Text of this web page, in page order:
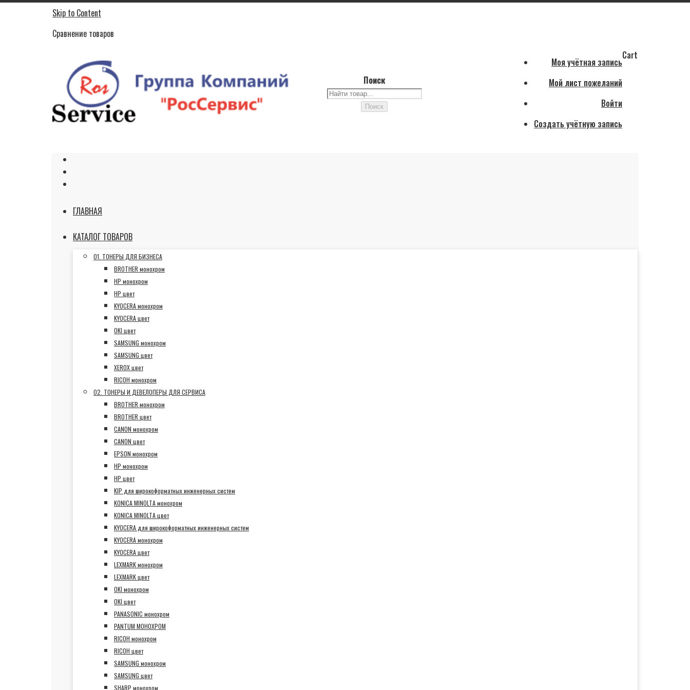
Skip to Content
Сравнение товаров
Поиск
Поиск
Поиск
Cart
Моя учётная запись
Мой лист пожеланий
Войти
Создать учётную запись
ГЛАВНАЯ
КАТАЛОГ ТОВАРОВ
01. ТОНЕРЫ ДЛЯ БИЗНЕСА
BROTHER монохром
HP монохром
HP цвет
KYOCERA монохром
KYOCERA цвет
OKI цвет
SAMSUNG монохром
SAMSUNG цвет
XEROX цвет
RICOH монохром
02. ТОНЕРЫ И ДЕВЕЛОПЕРЫ ДЛЯ СЕРВИСА
BROTHER монохром
BROTHER цвет
CANON монохром
CANON цвет
EPSON монохром
HP монохром
HP цвет
KIP для широкоформатных инженерных систем
KONICA MINOLTA монохром
KONICA MINOLTA цвет
KYOCERA для широкоформатных инженерных систем
KYOCERA монохром
KYOCERA цвет
LEXMARK монохром
LEXMARK цвет
OKI монохром
OKI цвет
PANASONIC монохром
PANTUM МОНОХРОМ
RICOH монохром
RICOH цвет
SAMSUNG монохром
SAMSUNG цвет
SHARP монохром